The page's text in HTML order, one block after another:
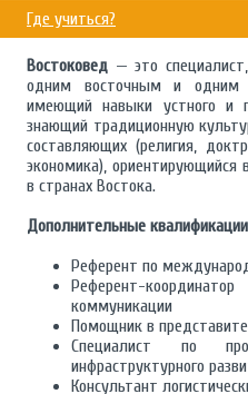
Где учиться?
Востоковед — это
одним восточным и одним
имеющий навыки устного и
знающий традиционную
составляющих (религия,
экономика), ориентирующийся
в странах Востока.
Дополнительные
Референт по
Референт-
коммуникации
Помощник в
Специалист по
инфраструктурного
Консультант